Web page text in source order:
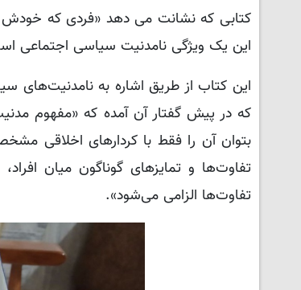
کتابی که نشانت می دهد «فردی که
این یک ویژگی نامدنیت سیاسی اجتماعی
این کتاب از طریق اشاره به نامدنیت‌های
که در پیش گفتار آن آمده که «مفهوم
بتوان آن را فقط با کردارهای اخلاقی
تفاوت‌ها و تمایزهای گوناگون میان
تفاوت‌ها الزامی می‌شود».